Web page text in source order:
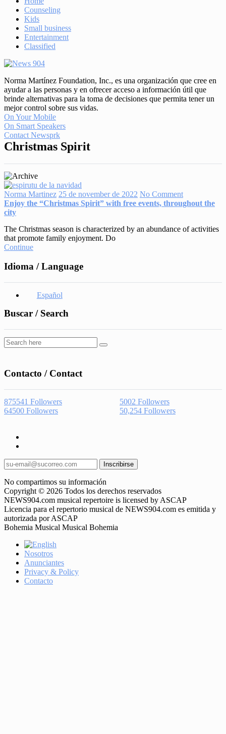
Counseling
Kids
Small business
Entertainment
Classified
Norma Martínez Foundation, Inc., es una organización que cree en
ayudar a las personas y en ofrecer acceso a información útil que
brinde alternativas para la toma de decisiones que permita tener un
mejor control sobre sus vidas.
On Your Mobile
On Smart Speakers
Contact Newsprk
Christmas Spirit
Norma Martinez 25 de november de 2022 No Comment
Enjoy the “Christmas Spirit” with free events, throughout the
city
The Christmas season is characterized by an abundance of activities
that promote family enjoyment. Do
Continue
Idioma / Language
Español
Buscar / Search
Contacto / Contact
875541 Followers 5002 Followers
64500 Followers 50,254 Followers
Inscribirse
No compartimos su información
Copyright © 2026 Todos los derechos reservados
NEWS904.com musical repertoire is licensed by ASCAP
Licencia para el repertorio musical de NEWS904.com es emitida y
autorizada por ASCAP
Bohemia Musical Musical Bohemia
Nosotros
Anunciantes
Privacy & Policy
Contacto